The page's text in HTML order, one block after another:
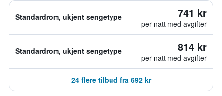
Standardrom, ukjent sengetype 741 kr
per natt med avgifter
Standardrom, ukjent sengetype 814 kr
per natt med avgifter
24 flere tilbud fra 692 kr